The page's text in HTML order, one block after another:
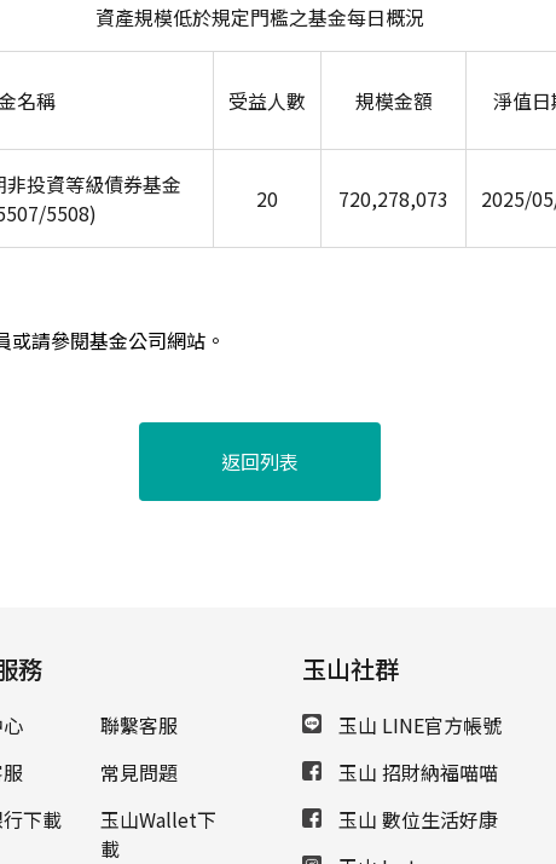
資產規模低於規定門檻之基金每日概況
名稱 受益人數 規模金額 淨值日
投資等級債券基金
5508)
20 720,278,073 2025/
或請參閱基金公司網站。
返回列表
務
聯繫客服
常見問題
下載
玉山Wallet下
載
玉山社群
玉山 LINE官方帳號
玉山 招財納福喵喵
玉山 數位生活好康